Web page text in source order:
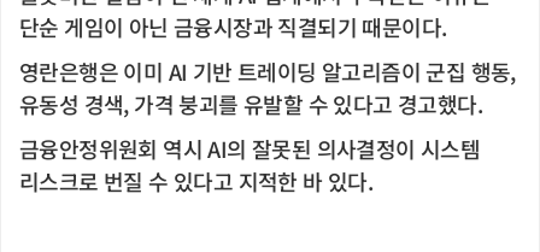
단순 게임이 아닌 금융시장과 직결되기 때문이다.
영란은행은 이미 AI 기반 트레이딩 알고리즘이 군집 행동,
유동성 경색, 가격 붕괴를 유발할 수 있다고 경고했다.
금융안정위원회 역시 AI의 잘못된 의사결정이 시스템
리스크로 번질 수 있다고 지적한 바 있다.